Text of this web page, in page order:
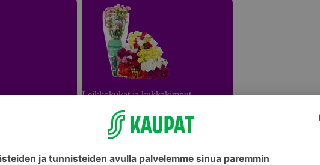
Leikkokukat ja kukkakimput